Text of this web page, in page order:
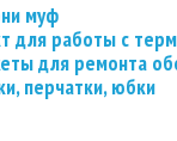
муф
для работы с
для ремонта
перчатки, юбки